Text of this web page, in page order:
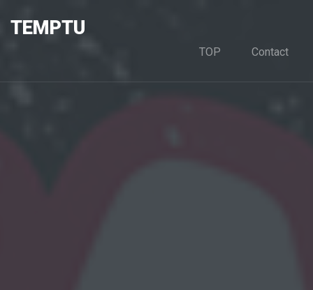
TEMPTU
TOP Contact